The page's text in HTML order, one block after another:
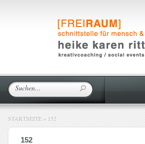
STARTSEITE » 152
152